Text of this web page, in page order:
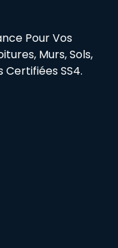
Pour Vos
Murs, Sols,
Certifiées SS4.